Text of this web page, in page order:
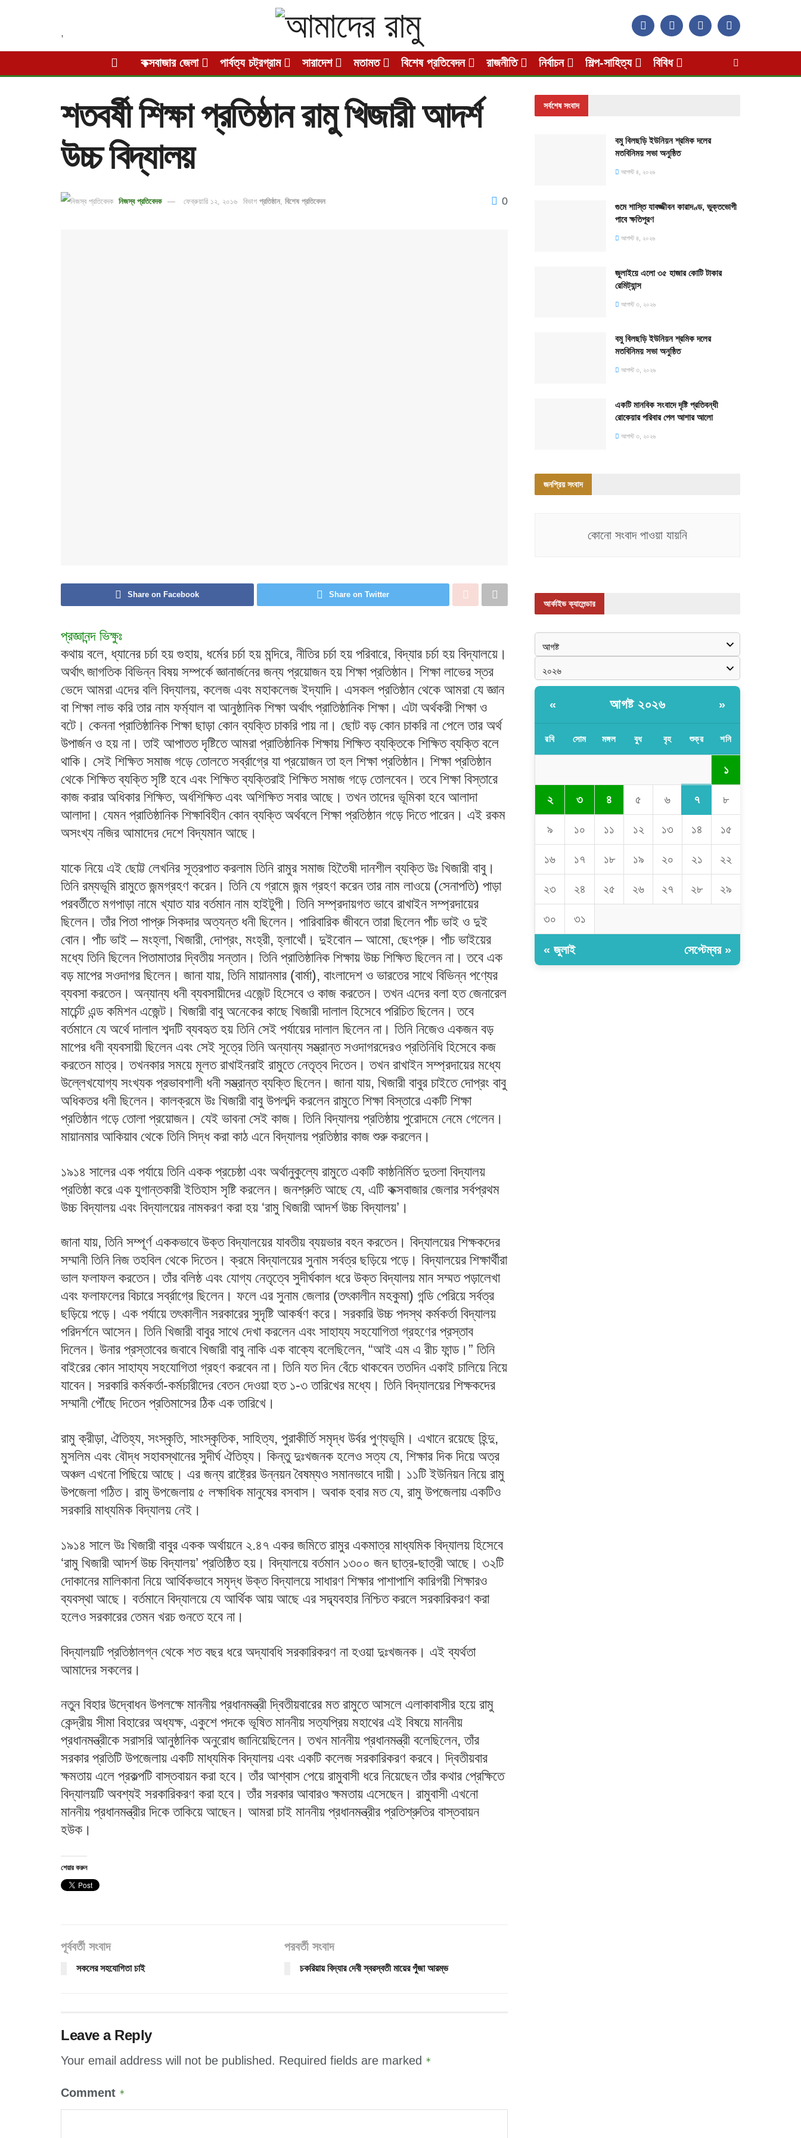
,
কক্সবাজার জেলা পার্বত্য চট্রগ্রাম সারাদেশ মতামত বিশেষ প্রতিবেদন রাজনীতি নির্বাচন শিল্প-সাহিত্য বিবিধ
শতবর্ষী শিক্ষা প্রতিষ্ঠান রামু খিজারী আদর্শ
উচ্চ বিদ্যালয়
নিজস্ব প্রতিবেদক ফেব্রুয়ারি ১২, ২০১৬ বিভাগ প্রতিষ্ঠান বিশেষ প্রতিবেদন 0
Share on Facebook Share on Twitter
প্রজ্ঞানন্দ ভিক্ষুঃ
কথায় বলে, ধ্যানের চর্চা হয় গুহায়, ধর্মের চর্চা হয় মন্দিরে, নীতির চর্চা হয় পরিবারে, বিদ্যার চর্চা হয় বিদ্যালয়ে।
অর্থাৎ জাগতিক বিভিন্ন বিষয় সম্পর্কে জ্ঞানার্জনের জন্য প্রয়োজন হয় শিক্ষা প্রতিষ্ঠান। শিক্ষা লাভের স্তর
ভেদে আমরা এদের বলি বিদ্যালয়, কলেজ এবং মহাকলেজ ইদ্যাদি। এসকল প্রতিষ্ঠান থেকে আমরা যে জ্ঞান
বা শিক্ষা লাভ করি তার নাম ফর্ম্যাল বা আনুষ্ঠানিক শিক্ষা অর্থাৎ প্রাতিষ্ঠানিক শিক্ষা। এটা অর্থকরী শিক্ষা ও
বটে। কেননা প্রাতিষ্ঠানিক শিক্ষা ছাড়া কোন ব্যক্তি চাকরি পায় না। ছোট বড় কোন চাকরি না পেলে তার অর্থ
উপার্জন ও হয় না। তাই আপাতত দৃষ্টিতে আমরা প্রাতিষ্ঠানিক শিক্ষায় শিক্ষিত ব্যক্তিকে শিক্ষিত ব্যক্তি বলে
থাকি। সেই শিক্ষিত সমাজ গড়ে তোলতে সর্ব্রাগ্রে যা প্রয়োজন তা হল শিক্ষা প্রতিষ্ঠান। শিক্ষা প্রতিষ্ঠান
থেকে শিক্ষিত ব্যক্তি সৃষ্টি হবে এবং শিক্ষিত ব্যক্তিরাই শিক্ষিত সমাজ গড়ে তোলবেন। তবে শিক্ষা বিস্তারে
কাজ করার অধিকার শিক্ষিত, অর্ধশিক্ষিত এবং অশিক্ষিত সবার আছে। তখন তাদের ভূমিকা হবে আলাদা
আলাদা। যেমন প্রাতিষ্ঠানিক শিক্ষাবিহীন কোন ব্যক্তি অর্থবলে শিক্ষা প্রতিষ্ঠান গড়ে দিতে পারেন। এই রকম
অসংখ্য নজির আমাদের দেশে বিদ্যমান আছে।
যাকে নিয়ে এই ছোট্ট লেখনির সূত্রপাত করলাম তিনি রামুর সমাজ হিতৈষী দানশীল ব্যক্তি উঃ খিজারী বাবু।
তিনি রম্যভূমি রামুতে জন্মগ্রহণ করেন। তিনি যে গ্রামে জন্ম গ্রহণ করেন তার নাম লাওয়ে (সেনাপতি) পাড়া
পরবর্তীতে মগপাড়া নামে খ্যাত যার বর্তমান নাম হাইটুপী। তিনি সম্প্রদায়গত ভাবে রাখাইন সম্প্রদায়ের
ছিলেন। তাঁর পিতা পাপ্রু সিকদার অত্যন্ত ধনী ছিলেন। পারিবারিক জীবনে তারা ছিলেন পাঁচ ভাই ও দুই
বোন। পাঁচ ভাই – মংহ্লা, খিজারী, দোপ্রং, মংহ্রী, হ্লাথোঁ। দুইবোন – আমো, ছেংপ্রু। পাঁচ ভাইয়ের
মধ্যে তিনি ছিলেন পিতামাতার দ্বিতীয় সন্তান। তিনি প্রাতিষ্ঠানিক শিক্ষায় উচ্চ শিক্ষিত ছিলেন না। তবে এক
বড় মাপের সওদাগর ছিলেন। জানা যায়, তিনি মায়ানমার (বার্মা), বাংলাদেশ ও ভারতের সাথে বিভিন্ন পণ্যের
ব্যবসা করতেন। অন্যান্য ধনী ব্যবসায়ীদের এজেন্ট হিসেবে ও কাজ করতেন। তখন এদের বলা হত জেনারেল
মার্চেন্ট এন্ড কমিশন এজেন্ট। খিজারী বাবু অনেকের কাছে খিজারী দালাল হিসেবে পরিচিত ছিলেন। তবে
বর্তমানে যে অর্থে দালাল শব্দটি ব্যবহৃত হয় তিনি সেই পর্যায়ের দালাল ছিলেন না। তিনি নিজেও একজন বড়
মাপের ধনী ব্যবসায়ী ছিলেন এবং সেই সূত্রে তিনি অন্যান্য সম্ভ্রান্ত সওদাগরদেরও প্রতিনিধি হিসেবে কজ
করতেন মাত্র। তখনকার সময়ে মূলত রাখাইনরাই রামুতে নেতৃত্ব দিতেন। তখন রাখাইন সম্প্রদায়ের মধ্যে
উল্লেখযোগ্য সংখ্যক প্রভাবশালী ধনী সম্ভ্রান্ত ব্যক্তি ছিলেন। জানা যায়, খিজারী বাবুর চাইতে দোপ্রং বাবু
অধিকতর ধনী ছিলেন। কালক্রমে উঃ খিজারী বাবু উপলব্দি করলেন রামুতে শিক্ষা বিস্তারে একটি শিক্ষা
প্রতিষ্ঠান গড়ে তোলা প্রয়োজন। যেই ভাবনা সেই কাজ। তিনি বিদ্যালয় প্রতিষ্ঠায় পুরোদমে নেমে গেলেন।
মায়ানমার আকিয়াব থেকে তিনি সিদ্ধ করা কাঠ এনে বিদ্যালয় প্রতিষ্ঠার কাজ শুরু করলেন।
১৯১৪ সালের এক পর্যায়ে তিনি একক প্রচেষ্ঠা এবং অর্থানুকুল্যে রামুতে একটি কাষ্ঠনির্মিত দুতলা বিদ্যালয়
প্রতিষ্ঠা করে এক যুগান্তকারী ইতিহাস সৃষ্টি করলেন। জনশ্রুতি আছে যে, এটি কক্সবাজার জেলার সর্বপ্রথম
উচ্চ বিদ্যালয় এবং বিদ্যালয়ের নামকরণ করা হয় ‘রামু খিজারী আদর্শ উচ্চ বিদ্যালয়’।
জানা যায়, তিনি সম্পূর্ণ এককভাবে উক্ত বিদ্যালয়ের যাবতীয় ব্যয়ভার বহন করতেন। বিদ্যালয়ের শিক্ষকদের
সম্মানী তিনি নিজ তহবিল থেকে দিতেন। ক্রমে বিদ্যালয়ের সুনাম সর্বত্র ছড়িয়ে পড়ে। বিদ্যালয়ের শিক্ষার্থীরা
ভাল ফলাফল করতেন। তাঁর বলিষ্ঠ এবং যোগ্য নেতৃত্বে সুদীর্ঘকাল ধরে উক্ত বিদ্যালয় মান সম্মত পড়ালেখা
এবং ফলাফলের বিচারে সর্ব্রাগ্রে ছিলেন। ফলে এর সুনাম জেলার (তৎকালীন মহকুমা) গন্ডি পেরিয়ে সর্বত্র
ছড়িয়ে পড়ে। এক পর্যায়ে তৎকালীন সরকারের সুদৃষ্টি আকর্ষণ করে। সরকারি উচ্চ পদস্থ কর্মকর্তা বিদ্যালয়
পরিদর্শনে আসেন। তিনি খিজারী বাবুর সাথে দেখা করলেন এবং সাহায্য সহযোগিতা গ্রহণের প্রস্তাব
দিলেন। উনার প্রস্তাবের জবাবে খিজারী বাবু নাকি এক বাক্যে বলেছিলেন, “আই এম এ রীচ ফান্ড।” তিনি
বাইরের কোন সাহায্য সহযোগিতা গ্রহণ করবেন না। তিনি যত দিন বেঁচে থাকবেন ততদিন একাই চালিয়ে নিয়ে
যাবেন। সরকারি কর্মকর্তা-কর্মচারীদে­র বেতন দেওয়া হত ১-৩ তারিখের মধ্যে। তিনি বিদ্যালয়ের শিক্ষকদের
সম্মানী পৌঁছে দিতেন প্রতিমাসের ঠিক এক তারিখে।
রামু ক্রীড়া, ঐতিহ্য, সংস্কৃতি, সাংস্কৃতিক, সাহিত্য, পুরাকীর্তি সমৃদ্ধ উর্বর পুণ্যভূমি। এখানে রয়েছে হিন্দু,
মুসলিম এবং বৌদ্ধ সহাবস্থানের সুদীর্ঘ ঐতিহ্য। কিন্তু দুঃখজনক হলেও সত্য যে, শিক্ষার দিক দিয়ে অত্র
অঞ্চল এখনো পিছিয়ে আছে। এর জন্য রাষ্ট্রের উন্নয়ন বৈষম্যও সমানভাবে দায়ী। ১১টি ইউনিয়ন নিয়ে রামু
উপজেলা গঠিত। রামু উপজেলায় ৫ লক্ষাধিক মানুষের বসবাস। অবাক হবার মত যে, রামু উপজেলায় একটিও
সরকারি মাধ্যমিক বিদ্যালয় নেই।
১৯১৪ সালে উঃ খিজারী বাবুর একক অর্থায়নে ২.৪৭ একর জমিতে রামুর একমাত্র মাধ্যমিক বিদ্যালয় হিসেবে
‘রামু খিজারী আদর্শ উচ্চ বিদ্যালয়’ প্রতিষ্ঠিত হয়। বিদ্যালয়ে বর্তমান ১৩০০ জন ছাত্র-ছাত্রী আছে। ৩২টি
দোকানের মালিকানা নিয়ে আর্থিকভাবে সমৃদ্ধ উক্ত বিদ্যালয়ে সাধারণ শিক্ষার পাশাপাশি কারিগরী শিক্ষারও
ব্যবস্থা আছে। বর্তমানে বিদ্যালয়ে যে আর্থিক আয় আছে এর সদ্ব্যবহার নিশ্চিত করলে সরকারিকরণ করা
হলেও সরকারের তেমন খরচ গুনতে হবে না।
বিদ্যালয়টি প্রতিষ্ঠালগ্ন থেকে শত বছর ধরে অদ্যাবধি সরকারিকরণ না হওয়া দুঃখজনক। এই ব্যর্থতা
আমাদের সকলের।
নতুন বিহার উদ্বোধন উপলক্ষে মাননীয় প্রধানমন্ত্রী দ্বিতীয়বারের মত রামুতে আসলে এলাকাবাসীর হয়ে রামু
কেন্দ্রীয় সীমা বিহারের অধ্যক্ষ, একুশে পদকে ভূষিত মাননীয় সত্যপ্রিয় মহাথের এই বিষয়ে মাননীয়
প্রধানমন্ত্রীকে সরাসরি আনুষ্ঠানিক অনুরোধ জানিয়েছিলেন। তখন মাননীয় প্রধানমন্ত্রী বলেছিলেন, তাঁর
সরকার প্রতিটি উপজেলায় একটি মাধ্যমিক বিদ্যালয় এবং একটি কলেজ সরকারিকরণ করবে। দ্বিতীয়বার
ক্ষমতায় এলে প্রকল্পটি বাস্তবায়ন করা হবে। তাঁর আশ্বাস পেয়ে রামুবাসী ধরে নিয়েছেন তাঁর কথার প্রেক্ষিতে
বিদ্যালয়টি অবশ্যই সরকারিকরণ করা হবে। তাঁর সরকার আবারও ক্ষমতায় এসেছেন। রামুবাসী এখনো
মাননীয় প্রধানমন্ত্রীর দিকে তাকিয়ে আছেন। আমরা চাই মাননীয় প্রধানমন্ত্রীর প্রতিশ্রুতির বাস্তবায়ন
হউক।
শেয়ার করুন
পূর্ববর্তী সংবাদ
সকলের সহযোগিতা চাই
পরবর্তী সংবাদ
চকরিয়ায় বিদ্যার দেবী স্বরস্বতী মায়ের পুঁজা আরম্ভ
Leave a Reply
Your email address will not be published. Required fields are marked *
Comment *
সর্বশেষ সংবাদ
বমু বিলছড়ি ইউনিয়ন শ্রমিক দলের
মতবিনিময় সভা অনুষ্ঠিত
আগস্ট ৪, ২০২৬
গুমে শাস্তি যাবজ্জীবন কারাদণ্ড, ভুক্তভোগী
পাবে ক্ষতিপূরণ
আগস্ট ৪, ২০২৬
জুলাইয়ে এলো ৩৫ হাজার কোটি টাকার
রেমিট্যান্স
আগস্ট ৩, ২০২৬
বমু বিলছড়ি ইউনিয়ন শ্রমিক দলের
মতবিনিময় সভা অনুষ্ঠিত
আগস্ট ৩, ২০২৬
একটি মানবিক সংবাদে দৃষ্টি প্রতিবন্ধী
রোকেয়ার পরিবার পেল আশার আলো
আগস্ট ৩, ২০২৬
জনপ্রিয় সংবাদ
কোনো সংবাদ পাওয়া যায়নি
আর্কাইভ ক্যালেন্ডার
« আগষ্ট ২০২৬ »
রবি সোম মঙ্গল বুধ বৃহ শুক্র শনি
১
২ ৩ ৪ ৫ ৬ ৭ ৮
৯ ১০ ১১ ১২ ১৩ ১৪ ১৫
১৬ ১৭ ১৮ ১৯ ২০ ২১ ২২
২৩ ২৪ ২৫ ২৬ ২৭ ২৮ ২৯
৩০ ৩১
« জুলাই সেপ্টেম্বর »